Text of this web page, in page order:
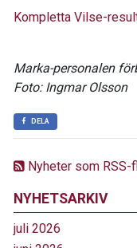
Nyheter som RSS-
NYHETSARKIV
juli 2026
Kompletta Vilse-
Marka-personalen
Foto: Ingmar Olsson
DELA